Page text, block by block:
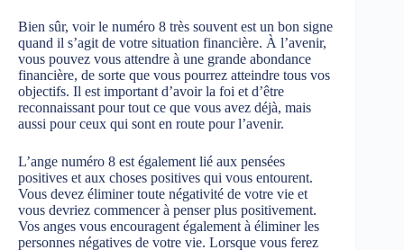
Bien sûr, voir le numéro 8 très souvent est un bon signe
quand il s’agit de votre situation financière. À l’avenir,
vous pouvez vous attendre à une grande abondance
financière, de sorte que vous pourrez atteindre tous vos
objectifs. Il est important d’avoir la foi et d’être
reconnaissant pour tout ce que vous avez déjà, mais
aussi pour ceux qui sont en route pour l’avenir.
L’ange numéro 8 est également lié aux pensées
positives et aux choses positives qui vous entourent.
Vous devez éliminer toute négativité de votre vie et
vous devriez commencer à penser plus positivement.
Vos anges vous encouragent également à éliminer les
personnes négatives de votre vie. Lorsque vous ferez